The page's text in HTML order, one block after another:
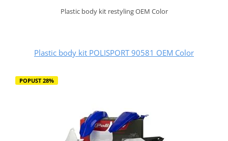
Plastic body kit restyling OEM Color
Plastic body kit POLISPORT 90581 OEM Color
POPUST 28%